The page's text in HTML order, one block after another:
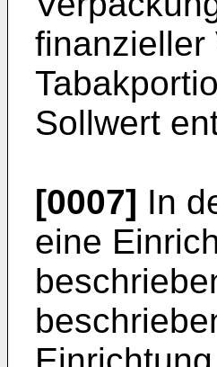
finanzieller
Sollwert
[0007] In
eine